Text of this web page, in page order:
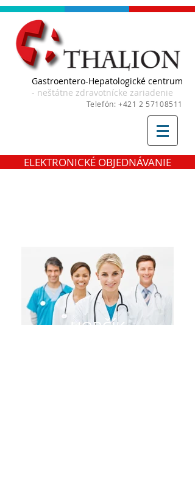
Gastroentero-Hepatologické centrum
- neštátne zdravotnícke zariadenie
Telefón: +421 2 57108511
ELEKTRONICKÉ OBJEDNÁVANIE
HORČÍK